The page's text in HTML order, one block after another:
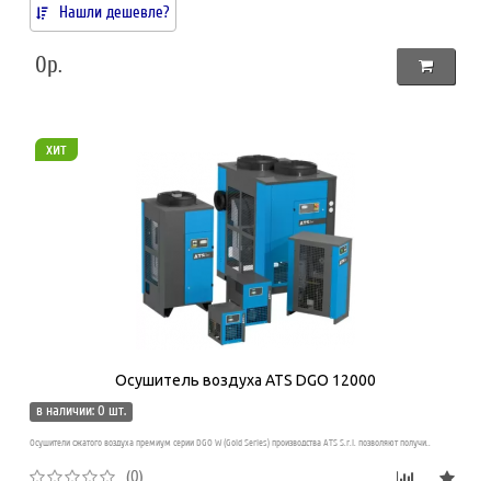
Нашли дешевле?
0р.
хит
Осушитель воздуха ATS DGO 12000
в наличии: 0 шт.
Осушители сжатого воздуха премиум серии DGO W (Gold Series) производства ATS S.r.l. позволяют получи..
(0)